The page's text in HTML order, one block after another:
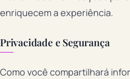
enriquecem a experiência.
Privacidade e Segurança
Como você compartilhará